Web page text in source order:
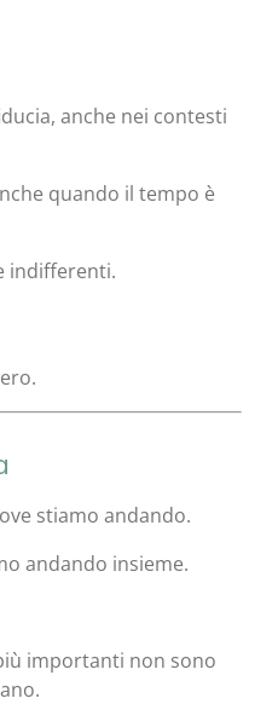
anche nei contesti
quando il tempo è
indifferenti.
stiamo andando.
andando insieme.
importanti non sono